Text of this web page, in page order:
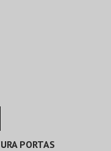
PORTAS